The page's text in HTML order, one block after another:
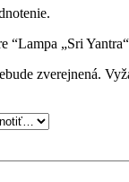
“Lampa „Sri
zverejnená.